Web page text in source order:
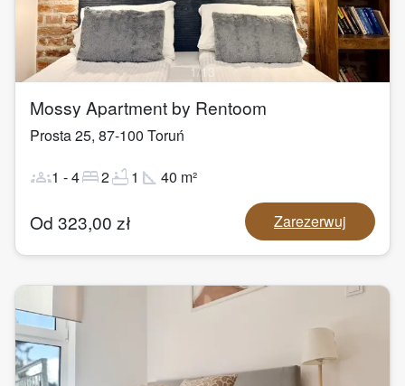
1 /13
Mossy Apartment by Rentoom
Prosta 25, 87-100 Toruń
groups1 -4bed2bathtub1 square_foot 40 m²
Od 323,00 zł Zarezerwuj